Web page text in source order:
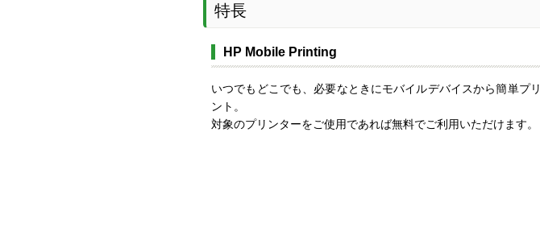
特長
HP Mobile Printing
いつでもどこでも、必要なときにモバイルデバイスから簡単プリ
ント。
対象のプリンターをご使用であれば無料でご利用いただけます。